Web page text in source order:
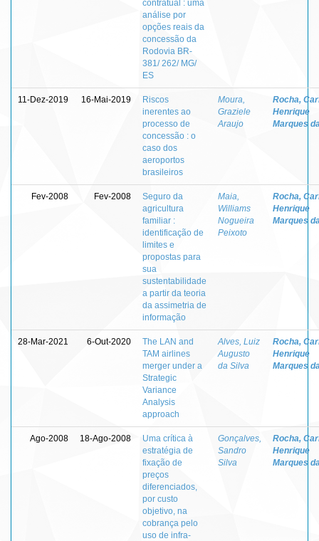
contratual : uma
análise por
opções reais da
concessão da
Rodovia BR-
381/ 262/ MG/
ES
11-Dez-2019 16-Mai-2019
Riscos
inerentes ao
processo de
concessão : o
caso dos
aeroportos
brasileiros
Moura,
Graziele
Araujo
Rocha,
Henrique
Marques
Fev-2008 Fev-2008
Seguro da
agricultura
familiar :
identificação de
limites e
propostas para
sua
sustentabilidade
a partir da teoria
da assimetria de
informação
Maia,
Williams
Nogueira
Peixoto
Rocha,
Henrique
Marques
28-Mar-2021 6-Out-2020
The LAN and
TAM airlines
merger under a
Strategic
Variance
Analysis
approach
Alves, Luiz
Augusto
da Silva
Rocha,
Henrique
Marques
Ago-2008 18-Ago-2008
Uma crítica à
estratégia de
fixação de
preços
diferenciados,
por custo
objetivo, na
cobrança pelo
uso de infra-
Gonçalves,
Sandro
Silva
Rocha,
Henrique
Marques